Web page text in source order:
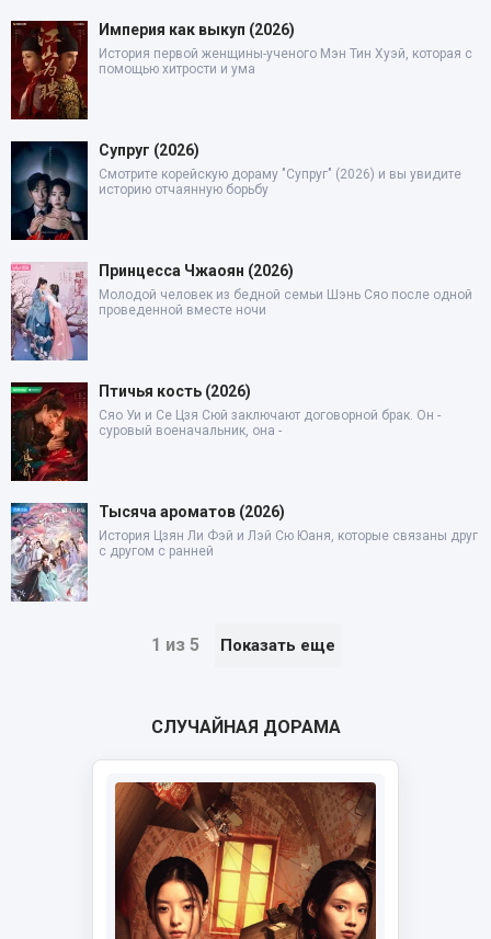
Империя как выкуп (2026)
История первой женщины-ученого Мэн Тин Хуэй, которая с
помощью хитрости и ума
Супруг (2026)
Смотрите корейскую дораму "Супруг" (2026) и вы увидите
историю отчаянную борьбу
Принцесса Чжаоян (2026)
Молодой человек из бедной семьи Шэнь Сяо после одной
проведенной вместе ночи
Птичья кость (2026)
Сяо Уи и Се Цзя Сюй заключают договорной брак. Он -
суровый военачальник, она -
Тысяча ароматов (2026)
История Цзян Ли Фэй и Лэй Сю Юаня, которые связаны друг
с другом с ранней
1 из 5 Показать еще
СЛУЧАЙНАЯ ДОРАМА